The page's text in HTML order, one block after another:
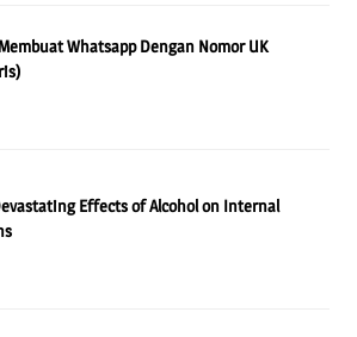
Whatsapp Dengan Nomor UK
Effects of Alcohol on Internal